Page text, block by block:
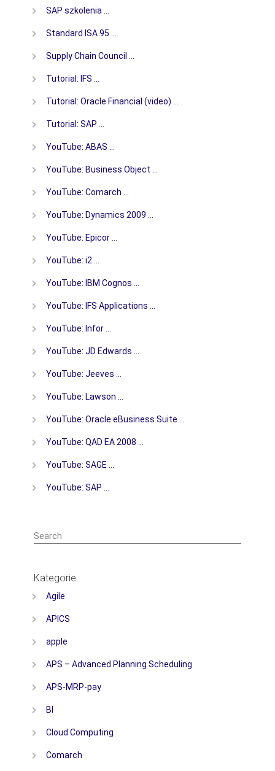
SAP szkolenia …
Standard ISA 95 …
Supply Chain Council …
Tutorial: IFS …
Tutorial: Oracle Financial (video) …
Tutorial: SAP …
YouTube: ABAS …
YouTube: Business Object …
YouTube: Comarch …
YouTube: Dynamics 2009 …
YouTube: Epicor …
YouTube: i2 …
YouTube: IBM Cognos …
YouTube: IFS Applications …
YouTube: Infor …
YouTube: JD Edwards …
YouTube: Jeeves …
YouTube: Lawson …
YouTube: Oracle eBusiness Suite …
YouTube: QAD EA 2008 …
YouTube: SAGE …
YouTube: SAP …
Search
Kategorie
Agile
APICS
apple
APS – Advanced Planning Scheduling
APS-MRP-pay
BI
Cloud Computing
Comarch